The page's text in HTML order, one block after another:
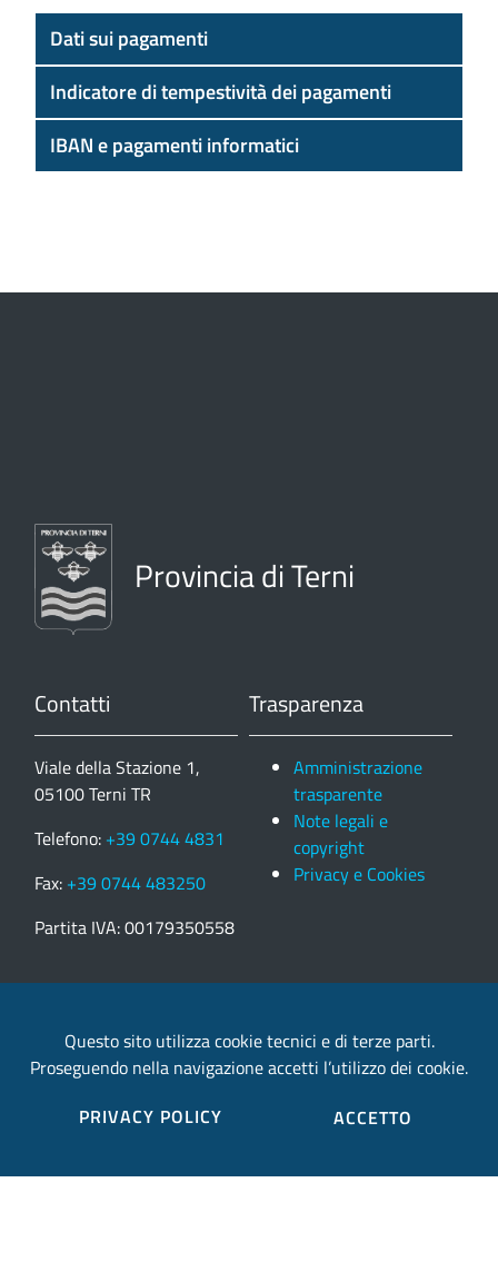
Dati sui pagamenti
Indicatore di tempestività dei pagamenti
IBAN e pagamenti informatici
Provincia di Terni
Contatti
Viale della Stazione 1,
05100 Terni TR
Telefono: +39 0744 4831
Fax: +39 0744 483250
Partita IVA: 00179350558
email:
Trasparenza
Amministrazione
trasparente
Note legali e
copyright
Privacy e Cookies
Credits
Finmatica
Questo sito utilizza cookie tecnici e di terze parti.
Proseguendo nella navigazione accetti l’utilizzo dei cookie.
PRIVACY POLICY
ACCETTO